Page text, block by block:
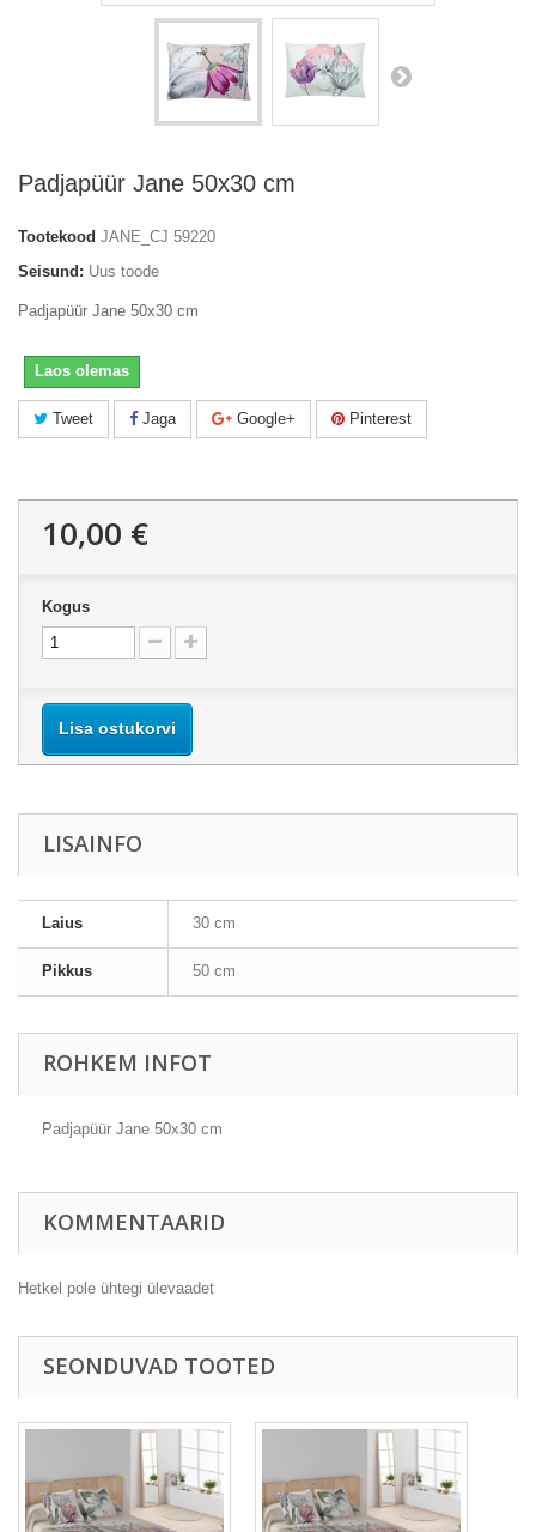
Padjapüür Jane 50x30 cm
Tootekood JANE_CJ 59220
Seisund: Uus toode
Padjapüür Jane 50x30 cm
Laos olemas
Tweet Jaga Google+ Pinterest
10,00 €
Kogus
Lisa ostukorvi
LISAINFO
Laius 30 cm
Pikkus 50 cm
ROHKEM INFOT
Padjapüür Jane 50x30 cm
KOMMENTAARID
Hetkel pole ühtegi ülevaadet
SEONDUVAD TOOTED